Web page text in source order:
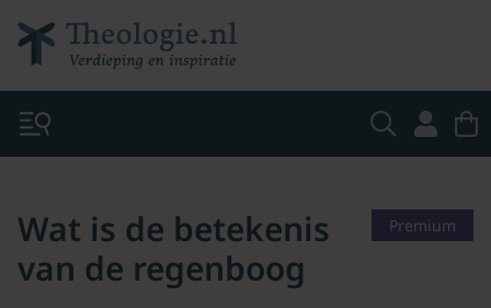
Premium
Wat is de betekenis
van de regenboog